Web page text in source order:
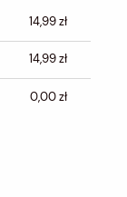
14,99 zł
14,99 zł
0,00 zł